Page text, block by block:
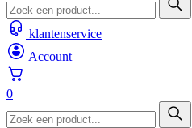
klantenservice
Account
0